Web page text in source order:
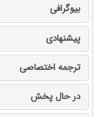
بیوگرافی
پیشنهادی
ترجمه اختصاصی
در حال پخش